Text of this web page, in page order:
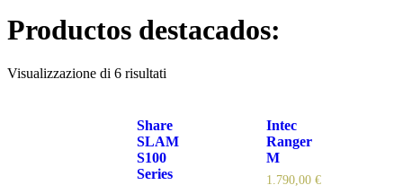
Productos destacados:
Visualizzazione di 6 risultati
Share
SLAM
S100
Series
Intec
Ranger
M
1.790,00 €